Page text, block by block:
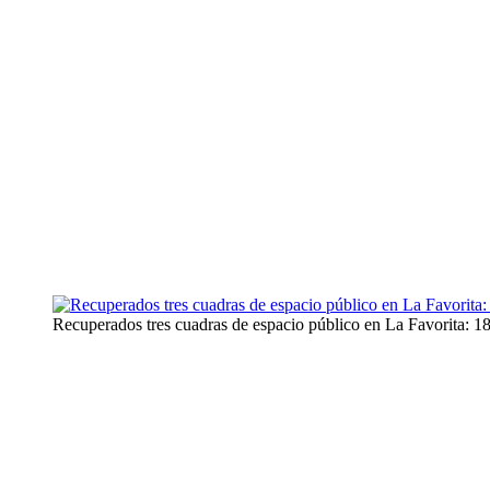
Recuperados tres cuadras de espacio público en La Favorita: